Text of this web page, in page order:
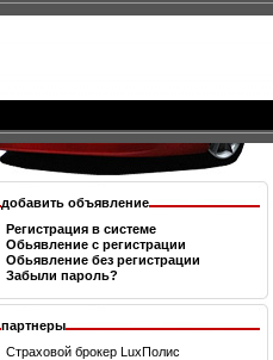
добавить объявление
Регистрация в системе
Обьявление с регистрации
Обьявление без регистрации
Забыли пароль?
партнеры
Страховой брокер LuxПолис